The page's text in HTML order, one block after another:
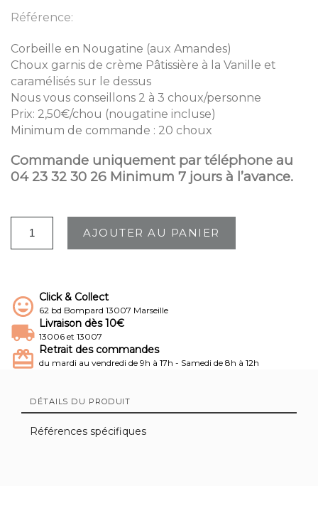
Référence:
Corbeille en Nougatine (aux Amandes)
Choux garnis de crème Pâtissière à la Vanille et
caramélisés sur le dessus
Nous vous conseillons 2 à 3 choux/personne
Prix: 2,50€/chou (nougatine incluse)
Minimum de commande : 20 choux
Commande uniquement par téléphone au
04 23 32 30 26 Minimum 7 jours à l’avance.
AJOUTER AU PANIER
Click & Collect
62 bd Bompard 13007 Marseille
Livraison dès 10€
13006 et 13007
Retrait des commandes
du mardi au vendredi de 9h à 17h - Samedi de 8h à 12h
DÉTAILS DU PRODUIT
Références spécifiques